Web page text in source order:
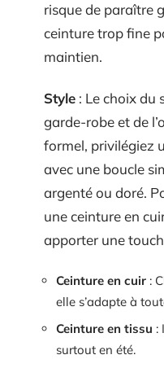
risque de paraître
ceinture trop fine
maintien.
Style : Le choix du
garde-robe et de
formel, privilégiez
avec une boucle
argenté ou doré.
une ceinture en
apporter une
Ceinture en cuir :
elle s’adapte à
Ceinture en tissu :
surtout en été.